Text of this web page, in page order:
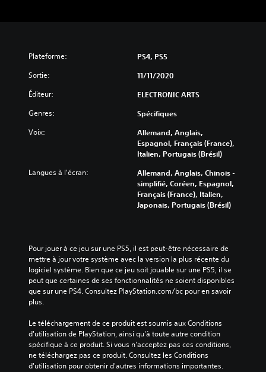
Plateforme: PS4, PS5
Sortie: 11/11/2020
Éditeur: ELECTRONIC ARTS
Genres: Spécifiques
Voix:
Allemand, Anglais,
Espagnol, Français (France),
Italien, Portugais (Brésil)
Langues à l'écran:
Allemand, Anglais, Chinois -
simplifié, Coréen, Espagnol,
Français (France), Italien,
Japonais, Portugais (Brésil)
Pour jouer à ce jeu sur une PS5, il est peut-être nécessaire de
mettre à jour votre système avec la version la plus récente du
logiciel système. Bien que ce jeu soit jouable sur une PS5, il se
peut que certaines de ses fonctionnalités ne soient disponibles
que sur une PS4. Consultez PlayStation.com/bc pour en savoir
plus.
Le téléchargement de ce produit est soumis aux Conditions
d'utilisation de PlayStation, ainsi qu'à toute autre condition
spécifique à ce produit. Si vous n'acceptez pas ces conditions,
ne téléchargez pas ce produit. Consultez les Conditions
d'utilisation pour obtenir d'autres informations importantes.